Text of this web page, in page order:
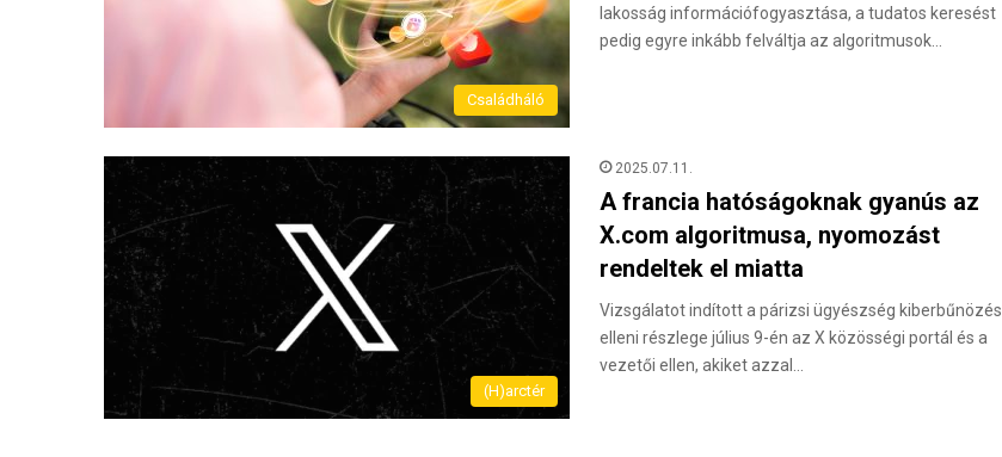
Családháló
lakosság információfogyasztása, a tudatos keresést
pedig egyre inkább felváltja az algoritmusok…
(H)arctér
2025.07.11.
A francia hatóságoknak gyanús az
X.com algoritmusa, nyomozást
rendeltek el miatta
Vizsgálatot indított a párizsi ügyészség kiberbűnözés
elleni részlege július 9-én az X közösségi portál és a
vezetői ellen, akiket azzal…